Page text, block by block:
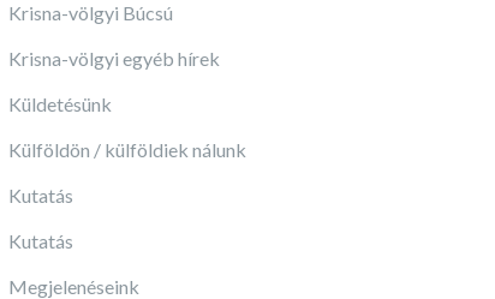
Krisna-völgyi Búcsú
Krisna-völgyi egyéb hírek
Küldetésünk
Külföldön / külföldiek nálunk
Kutatás
Kutatás
Megjelenéseink